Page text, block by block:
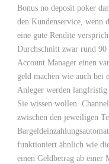
Bonus no deposit poker
den Kundenservice, wenn
eine gute Rendite
Durchschnitt zwar rund
Account Manager einen
geld machen wie auch
Anleger werden
Sie wissen wollen.
zwischen den jeweiligen
funktioniert ähnlich wie
einen Geldbetrag ab einer